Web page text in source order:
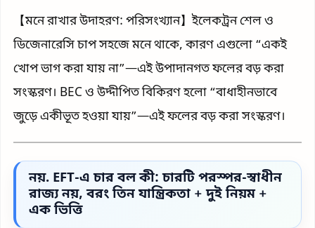
【মনে রাখার উদাহরণ: পরিসংখ্যান】ইলেকট্রন শেল ও
ডিজেনারেসি চাপ সহজে মনে থাকে, কারণ এগুলো “একই
খোপ ভাগ করা যায় না”—এই উপাদানগত ফলের বড় করা
সংস্করণ। BEC ও উদ্দীপিত বিকিরণ হলো “বাধাহীনভাবে
জুড়ে একীভূত হওয়া যায়”—এই ফলের বড় করা সংস্করণ।
নয়. EFT-এ চার বল কী: চারটি পরস্পর-স্বাধীন
রাজ্য নয়, বরং তিন যান্ত্রিকতা + দুই নিয়ম +
এক ভিত্তি